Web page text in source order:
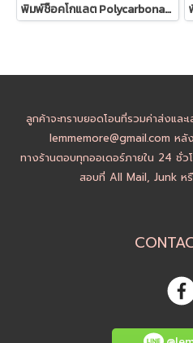
พิมพ์ช็อคโกแลต Polycarbonate รูปทรงกลมแบน (2123)
ลูกค้าจะทราบยอดโอนที่รวมค่าส่งแล
lemmemore@gmail.com ห
ทางร้านตอบทุกออเดอร์ภายใน 24 ชั่
สอบที่ All Mail, Junk ห